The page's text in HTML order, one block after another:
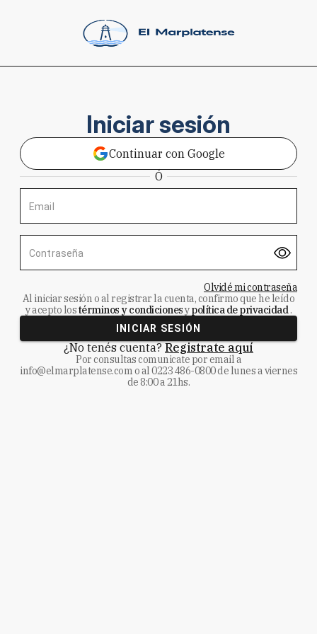
Iniciar sesión
Continuar con Google
Ó
Email
Contraseña
Olvidé mi contraseña
Al iniciar sesión o al registrar la cuenta, confirmo que he leído
y acepto lostérminos y condicionesypolítica de privacidad.
INICIAR SESIÓN
¿No tenés cuenta? Registrate aquí
Por consultas comunicate por email a
info@elmarplatense.como al0223 486-0800de lunes a viernes
de 8:00 a 21hs.